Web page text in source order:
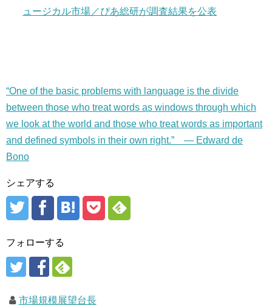
ュージカル市場／ぴあ総研が調査結果を公表
“One of the basic problems with language is the divide
between those who treat words as windows through which
we look at the world and those who treat words as important
and defined symbols in their own right.” — Edward de
Bono
シェアする
フォローする
市場規模展望台長